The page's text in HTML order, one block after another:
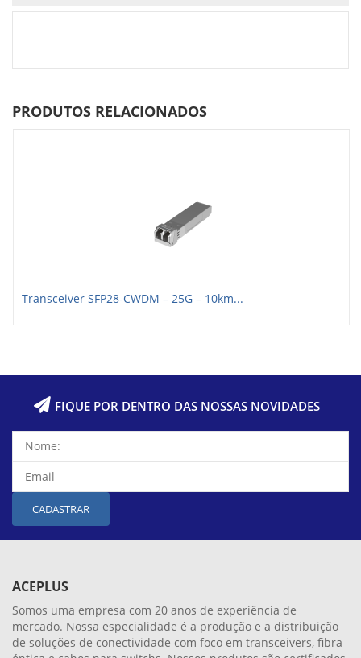
PRODUTOS RELACIONADOS
Transceiver SFP28-CWDM – 25G – 10km...
FIQUE POR DENTRO DAS NOSSAS NOVIDADES
CADASTRAR
ACEPLUS
Somos uma empresa com 20 anos de experiência de
mercado. Nossa especialidade é a produção e a distribuição
de soluções de conectividade com foco em transceivers, fibra